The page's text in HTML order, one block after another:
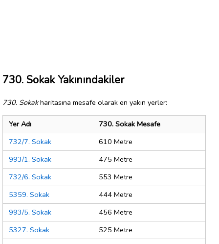
730. Sokak Yakınındakiler
730. Sokakharitasına mesafe olarak en yakın yerler:
Yer Adı
730. Sokak Mesafe
732/7. Sokak
610 Metre
993/1. Sokak
475 Metre
732/6. Sokak
553 Metre
5359. Sokak
444 Metre
993/5. Sokak
456 Metre
5327. Sokak
525 Metre